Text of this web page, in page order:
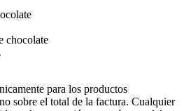
chocolate
para los productos
sobre el total de la factura. Cualquier